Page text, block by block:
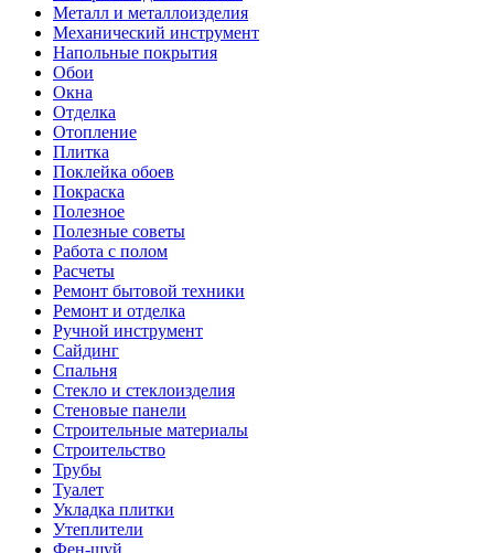
Металл и металлоизделия
Механический инструмент
Напольные покрытия
Обои
Окна
Отделка
Отопление
Плитка
Поклейка обоев
Покраска
Полезное
Полезные советы
Работа с полом
Расчеты
Ремонт бытовой техники
Ремонт и отделка
Ручной инструмент
Сайдинг
Спальня
Стекло и стеклоизделия
Стеновые панели
Строительные материалы
Строительство
Трубы
Туалет
Укладка плитки
Утеплители
Фен-шуй